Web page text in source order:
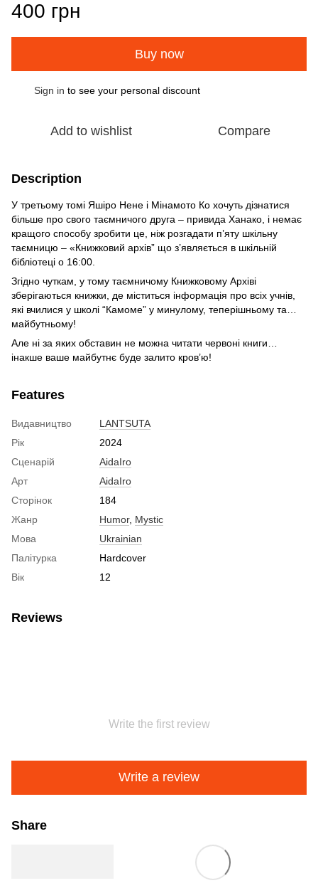
400 грн
Buy now
Sign in to see your personal discount
Add to wishlist Compare
Description
У третьому томі Яшіро Нене і Мінамото Ко хочуть дізнатися
більше про свого таємничого друга – привида Ханако, і немає
кращого способу зробити це, ніж розгадати п’яту шкільну
таємницю – «Книжковий архів” що з’являється в шкільній
бібліотеці о 16:00.
Згідно чуткам, у тому таємничому Книжковому Архіві
зберігаються книжки, де міститься інформація про всіх учнів,
які вчилися у школі “Камоме” у минулому, теперішньому та…
майбутньому!
Але ні за яких обставин не можна читати червоні книги…
інакше ваше майбутнє буде залито кров’ю!
Features
Видавництво
LANTSUTA
Рік
2024
Сценарій
AidaIro
Арт
AidaIro
Сторінок
184
Жанр
Humor, Mystic
Мова
Ukrainian
Палітурка
Hardcover
Вік
12
Reviews
Write the first review
Write a review
Share